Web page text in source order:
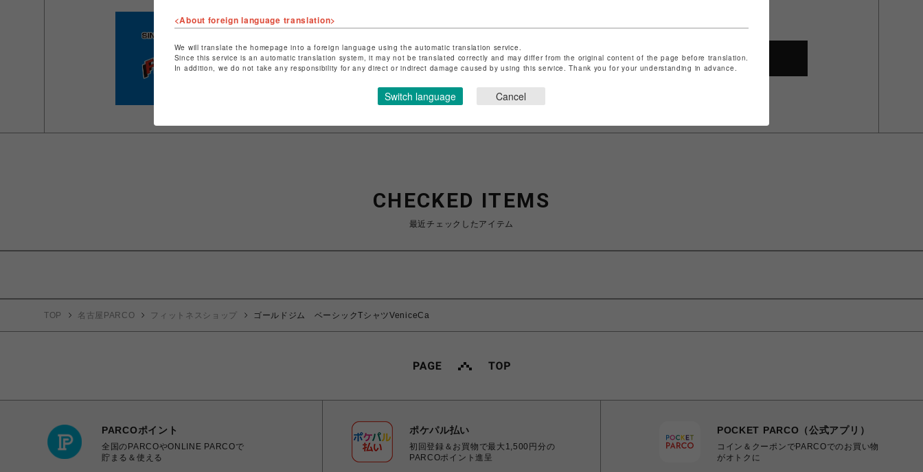
ショップ名
フィットネスショップ
店舗名
名古屋PARCO
特定商取引法など法令に基づく表記はこちら
ショップお問い合わせはこちら
SHOP TOP
CHECKED ITEMS
最近チェックしたアイテム
TOP 名古屋PARCO フィットネスショップ ゴールドジム ベーシックTシャツVeniceCa
PARCOポイント
全国のPARCOやONLINE PARCOで
貯まる＆使える
ポケパル払い
初回登録＆お買物で最大1,500円分の
PARCOポイント進呈
POCKET PARCO（公式アプリ）
コイン＆クーポンでPARCOでのお買い物
がオトクに
<About foreign language translation>
We will translate the homepage into a foreign language using the automatic translation service.
Since this service is an automatic translation system, it may not be translated correctly and may differ from the original content of the page before translation.
In addition, we do not take any responsibility for any direct or indirect damage caused by using this service. Thank you for your understanding in advance.
Switch language Cancel